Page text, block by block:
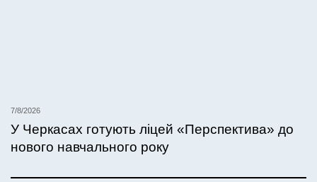
7/8/2026
У Черкасах готують ліцей «Перспектива» до
нового навчального року